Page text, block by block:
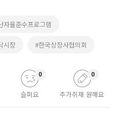
자율준수프로그램
시장 #한국상장사협의회
슬퍼요
0
추가취재 원해요
0